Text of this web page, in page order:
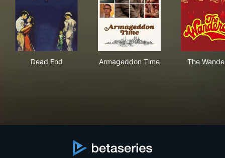
Dead End Armageddon Time The